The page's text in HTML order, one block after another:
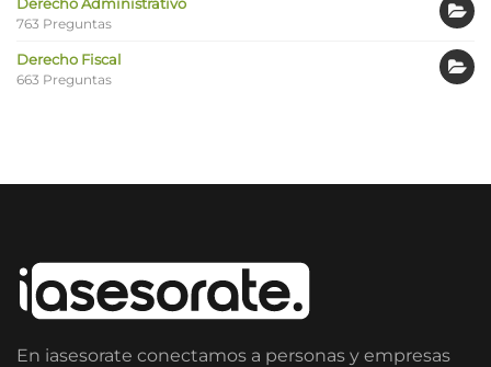
763 Preguntas
Derecho Fiscal
663 Preguntas
En iasesorate conectamos a personas y empresas